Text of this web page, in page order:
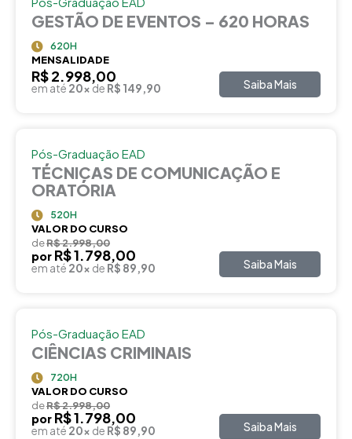
GESTÃO DE EVENTOS – 620 HORAS
620H
MENSALIDADE
R$ 2.998,00
em até 20xde R$ 149,90 Saiba Mais
Pós-Graduação EAD
TÉCNICAS DE COMUNICAÇÃO E
ORATÓRIA
520H
VALOR DO CURSO
deR$ 2.998,00
por R$ 1.798,00
em até 20x de R$ 89,90 Saiba Mais
Pós-Graduação EAD
CIÊNCIAS CRIMINAIS
720H
VALOR DO CURSO
deR$ 2.998,00
por R$ 1.798,00
em até 20x de R$ 89,90 Saiba Mais